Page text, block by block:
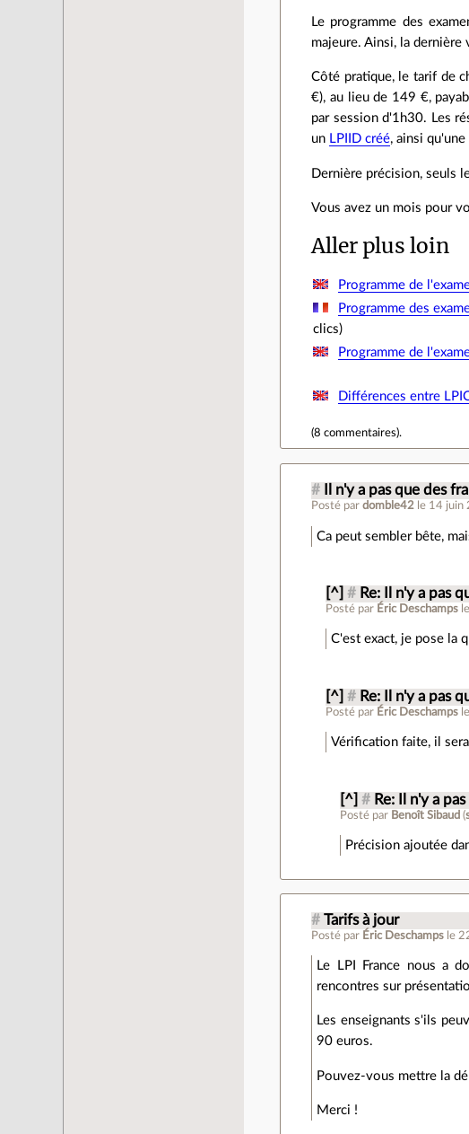
Le programme des
majeure. Ainsi, la
Côté pratique, le tarif de
€), au lieu de 149 €,
par session d'1h30. Les
un LPIID créé, ainsi
Dernière précision, seuls
Vous avez un mois pour
Aller plus loin
Programme de
Programme des
clics)
Programme de
Différences entre
(8 commentaires).
# Il n'y a pas que des
Posté pardomble42 le 14 juin
Ca peut sembler bête,
[^] # Re: Il n'y a pas
Posté par Éric Deschamps
C'est exact, je pose la
[^] # Re: Il n'y a pas
Posté par Éric Deschamps
Vérification faite, il
[^] # Re: Il n'y a
Posté par Benoît Sibaud (
Précision ajoutée
# Tarifs à jour
Posté par Éric Deschamps le
Le LPI France nous a
rencontres sur
Les enseignants s'ils
90 euros.
Pouvez-vous mettre la
Merci !